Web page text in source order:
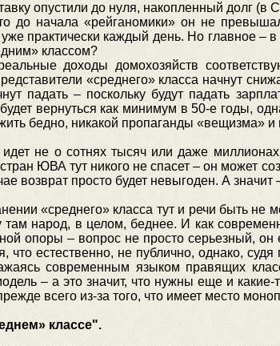
опустили до нуля, накопленный долг
до начала «рейганомики» он не
уже практически каждый день. Но главное –
классом?
доходы домохозяйств
«среднего» класса начнут
падать – поскольку будут падать
вернуться как минимум в 50-е годы,
бедно, никакой пропаганды «вещизма» и
не о сотнях тысяч или даже
ЮВА тут никого не спасет – он может
возврат просто будет невыгоден. А значит
«среднего» класса тут и речи быть
там народ, в целом, беднее. И как
опоры – вопрос не просто серьезный,
что естественно, не публично, однако,
современным языком правящих
– а это значит, что нужны еще и
всего из-за того, что имеет место
классе".